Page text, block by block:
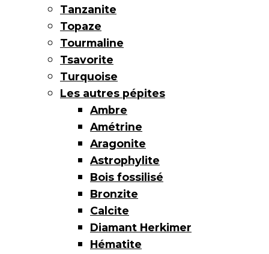
Tanzanite
Topaze
Tourmaline
Tsavorite
Turquoise
Les autres pépites
Ambre
Amétrine
Aragonite
Astrophylite
Bois fossilisé
Bronzite
Calcite
Diamant Herkimer
Hématite